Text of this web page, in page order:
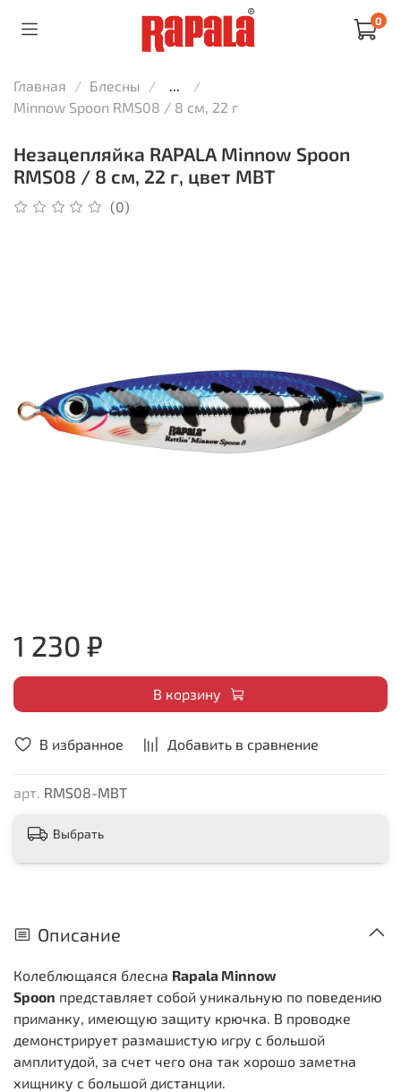
0
Главная Блесны
...
Minnow Spoon RMS08 / 8 см, 22 г
Незацепляйка RAPALA Minnow Spoon
RMS08 / 8 см, 22 г, цвет MBT
(0)
В избранное Добавить в сравнение
арт. RMS08-MBT
1 230 ₽
В корзину
Выбрать
Описание
Колеблющаяся блесна Rapala Minnow
Spoon представляет собой уникальную по поведению
приманку, имеющую защиту крючка. В проводке
демонстрирует размашистую игру с большой
амплитудой, за счет чего она так хорошо заметна
хищнику с большой дистанции.